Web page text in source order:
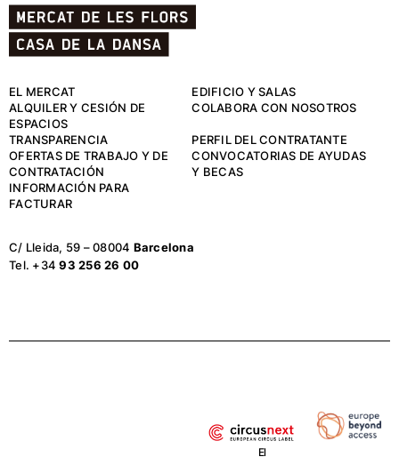
EL MERCAT
EDIFICIO Y SALAS
ALQUILER Y CESIÓN DE
ESPACIOS
COLABORA CON NOSOTROS
TRANSPARENCIA
PERFIL DEL CONTRATANTE
OFERTAS DE TRABAJO Y DE
CONTRATACIÓN
CONVOCATORIAS DE AYUDAS
Y BECAS
INFORMACIÓN PARA
FACTURAR
C/ Lleida, 59 – 08004 Barcelona
Tel. +3493 256 26 00